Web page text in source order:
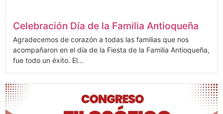
Celebración Día de la Familia Antioqueña
Agradecemos de corazón a todas las familias que nos
acompañaron en el día de la Fiesta de la Familia Antioqueña,
fue todo un éxito. El...